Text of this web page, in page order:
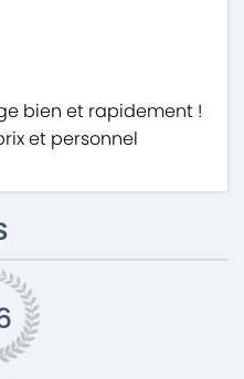
bien et rapidement !
et personnel